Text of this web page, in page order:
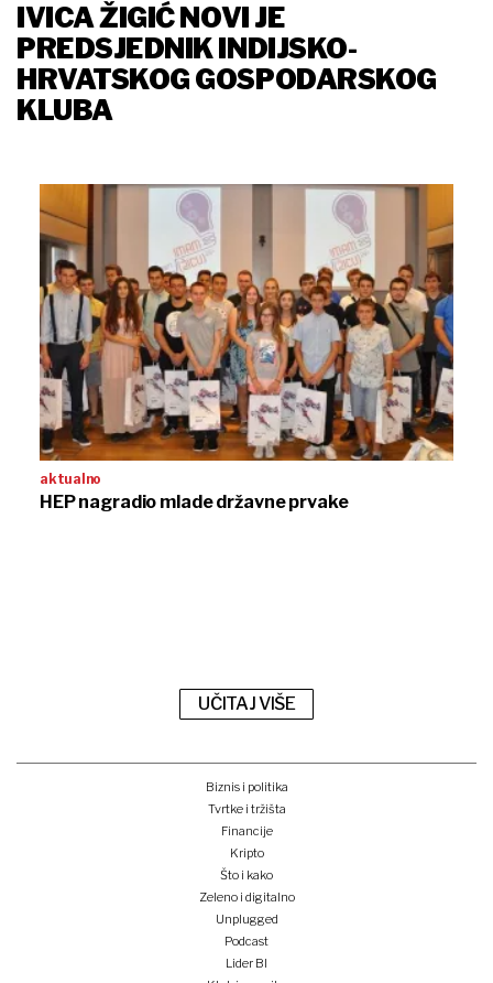
IVICA ŽIGIĆ NOVI JE
PREDSJEDNIK INDIJSKO-
HRVATSKOG GOSPODARSKOG
KLUBA
aktualno
HEP nagradio mlade državne prvake
UČITAJ VIŠE
Biznis i politika
Tvrtke i tržišta
Financije
Kripto
Što i kako
Zeleno i digitalno
Unplugged
Podcast
Lider BI